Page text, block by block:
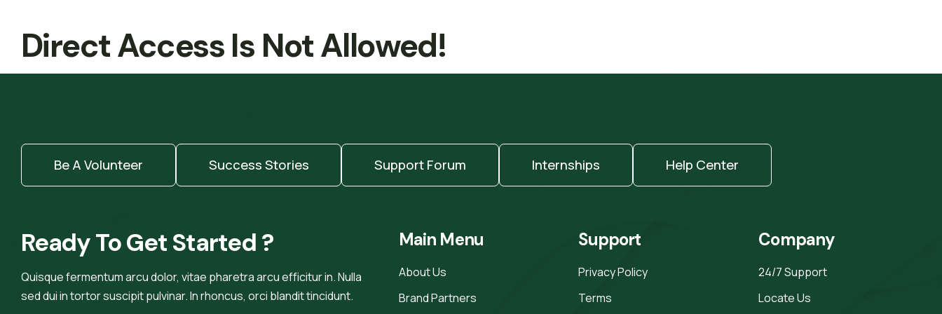
Direct Access Is Not Allowed!
Be A Volunteer Success Stories Support Forum Internships Help Center
Ready To Get Started ?
Quisque fermentum arcu dolor, vitae pharetra arcu efficitur in. Nulla
sed dui in tortor suscipit pulvinar. In rhoncus, orci blandit tincidunt.
Main Menu
About Us
Brand Partners
Support
Privacy Policy
Terms
Company
24/7 Support
Locate Us